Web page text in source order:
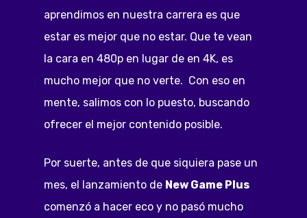
aprendimos en nuestra carrera es que
estar es mejor que no estar. Que te vean
la cara en 480p en lugar de en 4K, es
mucho mejor que no verte. Con eso en
mente, salimos con lo puesto, buscando
ofrecer el mejor contenido posible.
Por suerte, antes de que siquiera pase un
mes, el lanzamiento de New Game Plus
comenzó a hacer eco y no pasó mucho